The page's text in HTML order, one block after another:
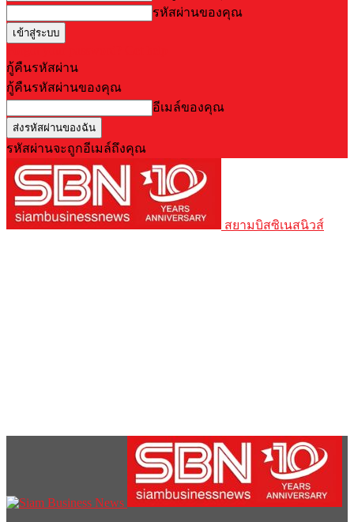
รหัสผ่านของคุณ
กู้คืนรหัสผ่าน
กู้คืนรหัสผ่านของคุณ
อีเมล์ของคุณ
รหัสผ่านจะถูกอีเมล์ถึงคุณ
สยามบิสซิเนสนิวส์